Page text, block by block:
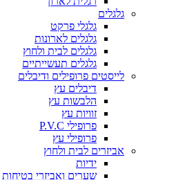
גלגלים
גלגלי פרקט
גלגלים לארונות
גלגלים לבית ולחוץ
גלגלים תעשייתיים
לייסטים פרופילים ודיבלים
דיבלים עץ
הלבשות עץ
זוויות עץ
פרופילי P.V.C
פרופילי עץ
אביזרים לבית ולחוץ
ידיות
שערים ואביזרי בטיחות